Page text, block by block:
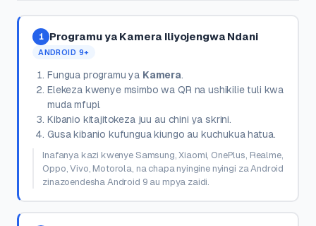
1 Programu ya Kamera Iliyojengwa Ndani
ANDROID 9+
Fungua programu ya Kamera.
Elekeza kwenye msimbo wa QR na ushikilie tuli kwa
muda mfupi.
Kibanio kitajitokeza juu au chini ya skrini.
Gusa kibanio kufungua kiungo au kuchukua hatua.
Inafanya kazi kwenye Samsung, Xiaomi, OnePlus, Realme,
Oppo, Vivo, Motorola, na chapa nyingine nyingi za Android
zinazoendesha Android 9 au mpya zaidi.